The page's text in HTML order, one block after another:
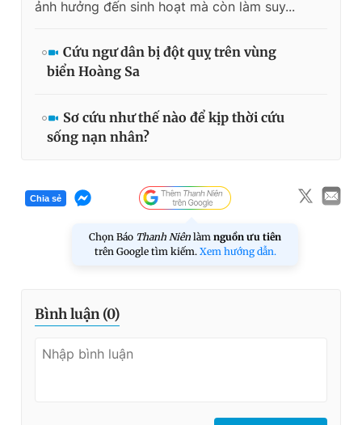
ảnh hưởng đến sinh hoạt mà còn làm suy...
Cứu ngư dân bị đột quỵ trên vùng
biển Hoàng Sa
Sơ cứu như thế nào để kịp thời cứu
sống nạn nhân?
Chia sẻ
Chọn Báo Thanh Niên làm nguồn ưu tiên
trên Google tìm kiếm. Xem hướng dẫn.
Bình luận (0)